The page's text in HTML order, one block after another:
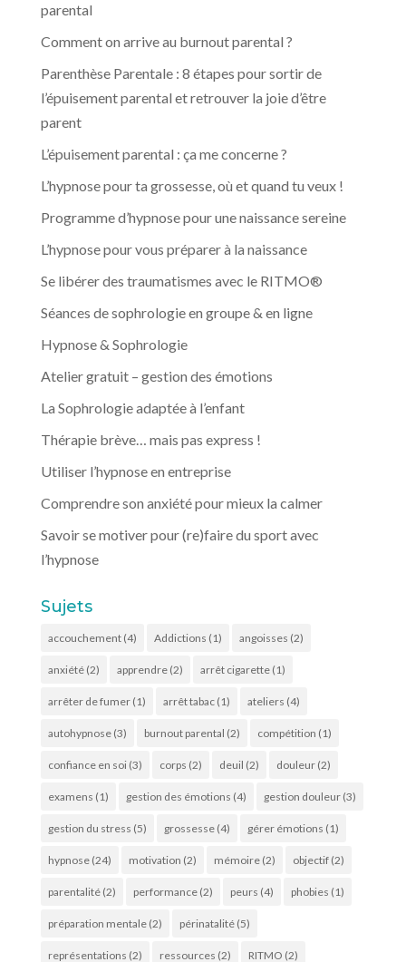
parental
Comment on arrive au burnout parental ?
Parenthèse Parentale : 8 étapes pour sortir de
l’épuisement parental et retrouver la joie d’être
parent
L’épuisement parental : ça me concerne ?
L’hypnose pour ta grossesse, où et quand tu veux !
Programme d’hypnose pour une naissance sereine
L’hypnose pour vous préparer à la naissance
Se libérer des traumatismes avec le RITMO®
Séances de sophrologie en groupe & en ligne
Hypnose & Sophrologie
Atelier gratuit – gestion des émotions
La Sophrologie adaptée à l’enfant
Thérapie brève… mais pas express !
Utiliser l’hypnose en entreprise
Comprendre son anxiété pour mieux la calmer
Savoir se motiver pour (re)faire du sport avec
l’hypnose
Sujets
accouchement(4) Addictions (1) angoisses (2)
anxiété(2) apprendre(2) arrêt cigarette(1)
arrêter de fumer(1) arrêt tabac(1) ateliers (4)
autohypnose(3) burnout parental (2) compétition (1)
confiance en soi(3) corps (2) deuil (2) douleur(2)
examens (1) gestion des émotions (4) gestion douleur(3)
gestion du stress (5) grossesse(4) gérer émotions (1)
hypnose(24) motivation (2) mémoire(2) objectif(2)
parentalité(2) performance(2) peurs (4) phobies (1)
préparation mentale(2) périnatalité(5)
représentations (2) ressources (2) RITMO (2)